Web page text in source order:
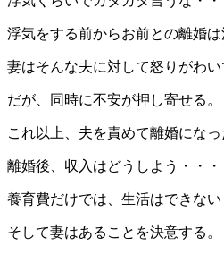
浮気をする前からお前との離婚
妻はそんな夫に対して怒りがわい
だが、同時に不安が押し寄せる。
これ以上、夫を責めて離婚にな
離婚後、収入はどうしよう・・・
養育費だけでは、生活はできない
そして妻はあることを決意する。